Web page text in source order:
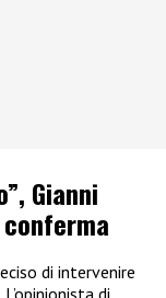
Gianni
di intervenire
di